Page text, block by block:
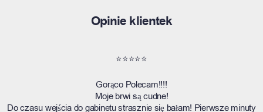
Opinie klientek
⭐⭐⭐⭐⭐
Gorąco Polecam!!!!
Moje brwi są cudne!
Do czasu wejścia do gabinetu strasznie się bałam! Pierwsze minuty